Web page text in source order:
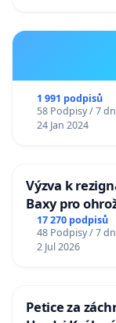
1 991 podpisů
58 Podpisy / 7
24 Jan 2024
Výzva k
Baxy pro
17 270 podpisů
48 Podpisy / 7
2 Jul 2026
Petice za